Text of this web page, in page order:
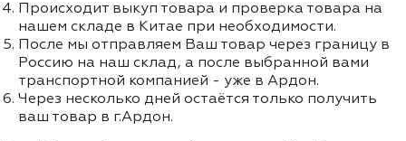
Происходит выкуп товара и проверка товара на
нашем складе в Китае при необходимости.
После мы отправляем Ваш товар через границу в
Россию на наш склад, а после выбранной вами
транспортной компанией - уже в Ардон.
Через несколько дней остаётся только получить
ваш товар в г.Ардон.